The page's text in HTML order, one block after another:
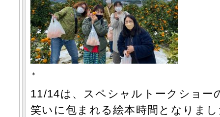
＊
11/14は、スペシャルトークショー
笑いに包まれる絵本時間となりま